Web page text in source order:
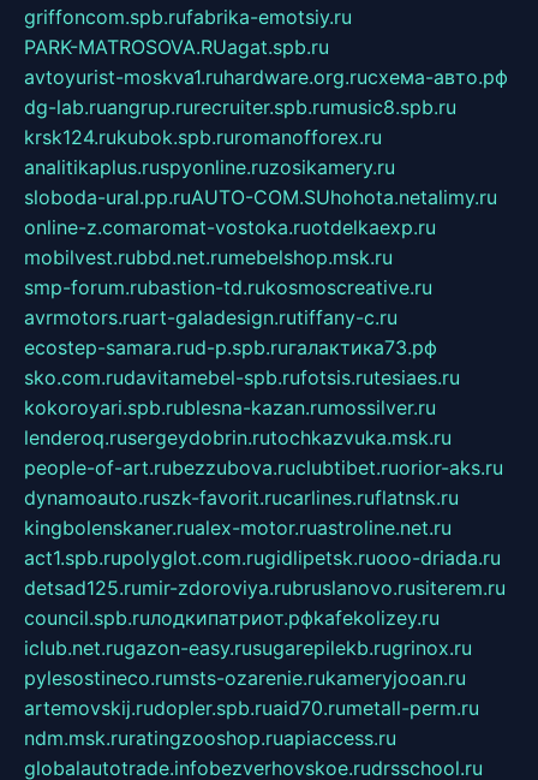
griffoncom.spb.rufabrika-emotsiy.ru
PARK-MATROSOVA.RUagat.spb.ru
avtoyurist-moskva1.ruhardware.org.ruсхема-авто.рф
dg-lab.ruangrup.rurecruiter.spb.rumusic8.spb.ru
krsk124.rukubok.spb.ruromanofforex.ru
analitikaplus.ruspyonline.ruzosikamery.ru
sloboda-ural.pp.ruAUTO-COM.SUhohota.netalimy.ru
online-z.comaromat-vostoka.ruotdelkaexp.ru
mobilvest.rubbd.net.rumebelshop.msk.ru
smp-forum.rubastion-td.rukosmoscreative.ru
avrmotors.ruart-galadesign.rutiffany-c.ru
ecostep-samara.rud-p.spb.ruгалактика73.рф
sko.com.rudavitamebel-spb.rufotsis.rutesiaes.ru
kokoroyari.spb.rublesna-kazan.rumossilver.ru
lenderoq.rusergeydobrin.rutochkazvuka.msk.ru
people-of-art.rubezzubova.ruclubtibet.ruorior-aks.ru
dynamoauto.ruszk-favorit.rucarlines.ruflatnsk.ru
kingbolenskaner.rualex-motor.ruastroline.net.ru
act1.spb.rupolyglot.com.rugidlipetsk.ruooo-driada.ru
detsad125.rumir-zdoroviya.rubruslanovo.rusiterem.ru
council.spb.ruлодкипатриот.рфkafekolizey.ru
iclub.net.rugazon-easy.rusugarepilekb.rugrinox.ru
pylesostineco.rumsts-ozarenie.rukameryjooan.ru
artemovskij.rudopler.spb.ruaid70.rumetall-perm.ru
ndm.msk.ruratingzooshop.ruapiaccess.ru
globalautotrade.infobezverhovskoe.rudrsschool.ru